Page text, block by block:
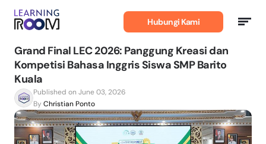
Belajar
Bahasa
Hubungi Kami
Grand Final LEC 2026: Panggung Kreasi dan
Kompetisi Bahasa Inggris Siswa SMP Barito
Kuala
Published on June 03, 2026
By Christian Ponto